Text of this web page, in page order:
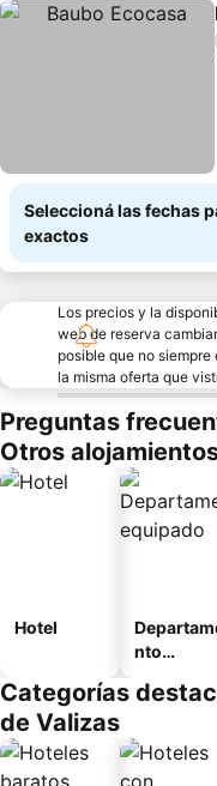
Seleccioná las fechas
exactos
Los precios y la
web de reserva
posible que no
la misma oferta que
Preguntas
Otros
Hotel
nto
Categorías
de Valizas